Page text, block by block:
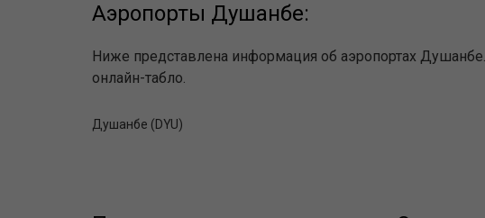
Аэропорты Душанбе:
Ниже представлена информация об аэропортах
онлайн-табло.
Душанбе (DYU)